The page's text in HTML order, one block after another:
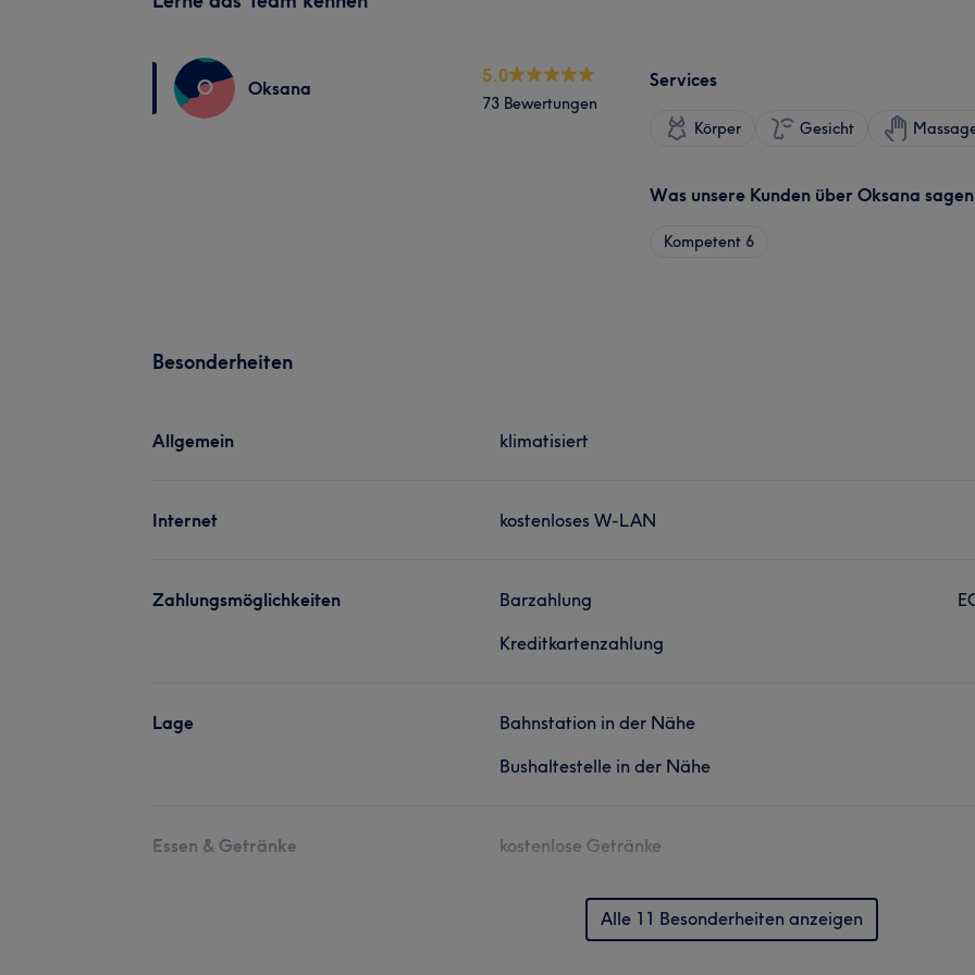
O Oksana
5.0
73 Bewertungen
Services
Körper Gesicht
Was unsere Kunden über Oksana sagen
Kompetent 6
Besonderheiten
Allgemein klimatisiert
Internet kostenloses W-LAN
Zahlungsmöglichkeiten
Barzahlung
Kreditkartenzahlung
Lage
Bahnstation in der Nähe
Bushaltestelle in der Nähe
Essen & Getränke kostenlose Getränke
Alle 11 Besonderheiten anzeigen